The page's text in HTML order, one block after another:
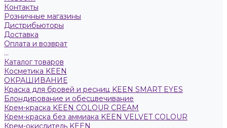
Контакты
Розничные магазины
Дистрибьюторы
Доставка
Оплата и возврат
...
Каталог товаров
Косметика KEEN
ОКРАШИВАНИЕ
Краска для бровей и ресниц KEEN SMART EYES
Блондирование и обесцвечивание
Крем-краска KEEN COLOUR CREAM
Крем-краска без аммиака KEEN VELVET COLOUR
Крем-окислитель KEEN